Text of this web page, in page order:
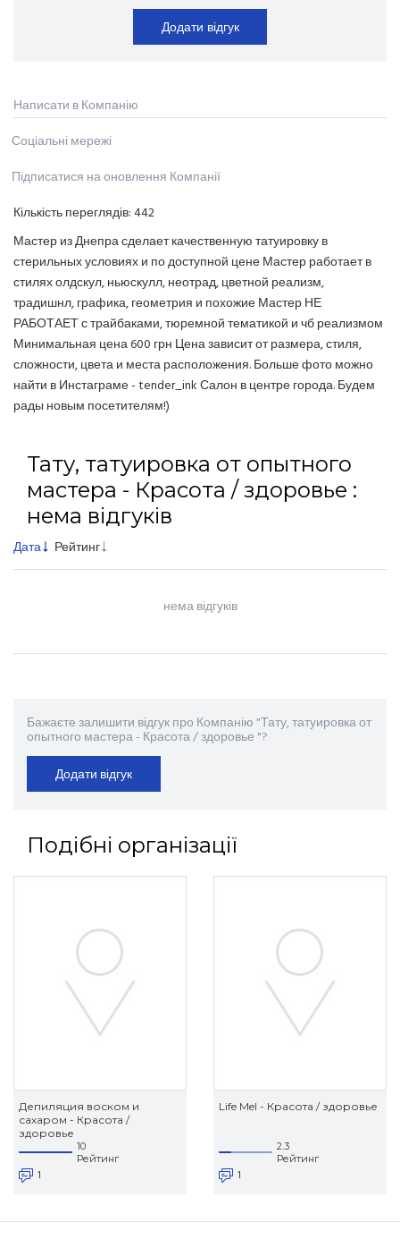
Додати відгук
Написати в Компанію
Соціальні мережі
Підписатися на оновлення Компанії
Кількість переглядів:442
Мастер из Днепра сделает качественную татуировку в
стерильных условиях и по доступной цене Мастер работает в
стилях олдскул, ньюскулл, неотрад, цветной реализм,
традишнл, графика, геометрия и похожие Мастер НЕ
РАБОТАЕТ с трайбаками, тюремной тематикой и чб реализмом
Минимальная цена 600 грн Цена зависит от размера, стиля,
сложности, цвета и места расположения. Больше фото можно
найти в Инстаграме - tender_ink Салон в центре города. Будем
рады новым посетителям!)
Тату, татуировка от опытного
мастера - Красота / здоровье :
нема відгуків
Дата Рейтинг
нема відгуків
Бажаєте залишити відгук про Компанію "Тату, татуировка от
опытного мастера - Красота / здоровье "?
Додати відгук
Подібні організації
Депиляция воском и
сахаром - Красота /
здоровье
10
Рейтинг
1
Life Mel - Красота / здоровье
2.3
Рейтинг
1